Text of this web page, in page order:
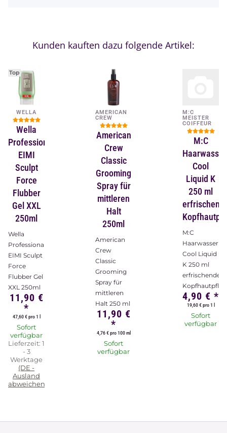
Kunden kauften dazu folgende Artikel:
Top
WELLA
Wella
Professionals
EIMI
Sculpt
Force
Flubber
Gel XXL
250ml
Wella
Professionals
EIMI Sculpt
Force
Flubber Gel
XXL 250ml
11,90 €
*
47,60 € pro 1 l
Sofort
verfügbar
Lieferzeit: 1
- 3
Werktage
(DE -
Ausland
abweichend)
AMERICAN
CREW
American
Crew
Classic
Grooming
Spray für
mittleren
Halt
250ml
American
Crew
Classic
Grooming
Spray für
mittleren
Halt 250 ml
11,90 €
*
4,76 € pro 100 ml
Sofort
verfügbar
M:C
MEISTER
COIFFEUR
M:C
Haarwasser
Cool
Liquid K
250 ml
M:C
Haarwasser
Cool Liquid
K 250 ml
erfrischende
4,90 € *
19,60 € pro 1 l
Sofort
verfügbar